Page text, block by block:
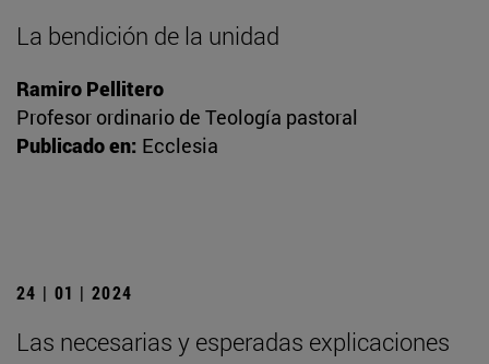
La bendición de la unidad
Ramiro Pellitero
Profesor ordinario de Teología pastoral
Publicado en: Ecclesia
24 | 01 | 2024
Las necesarias y esperadas explicaciones